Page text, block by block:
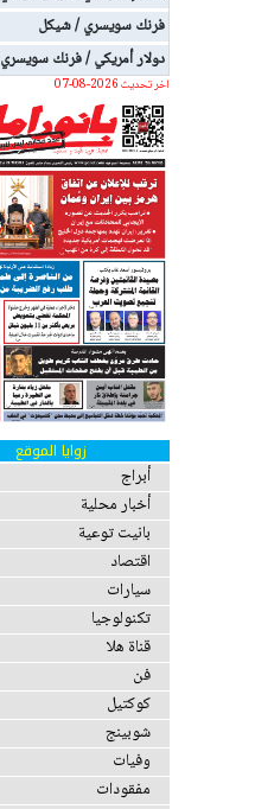
فرنك سويسري / شيكل
دولار أمريكي / فرنك سويسري
اخر تحديث 2026-08-07
زوايا الموقع
أبراج
أخبار محلية
بانيت توعية
اقتصاد
سيارات
تكنولوجيا
قناة هلا
فن
كوكتيل
شوبينج
وفيات
مفقودات